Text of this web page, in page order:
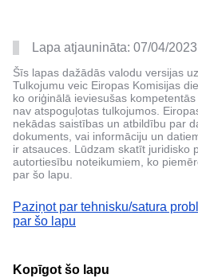
Lapa atjaunināta: 07/04/2023
Šīs lapas dažādās valodu versijas
Tulkojumu veic Eiropas Komisijas
ko oriģinālā ieviesušas
nav atspoguļotas tulkojumos.
nekādas saistības un atbildību par
dokuments, vai informāciju un
ir atsauces. Lūdzam skatīt juridisko
autortiesību noteikumiem, ko
par šo lapu.
Paziņot par tehnisku/satura
par šo lapu
Kopīgot šo lapu